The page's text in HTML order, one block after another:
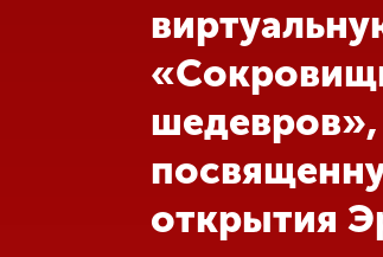
Международная
деятельность
Другие виды
деятельности
шедевров»,
открытия